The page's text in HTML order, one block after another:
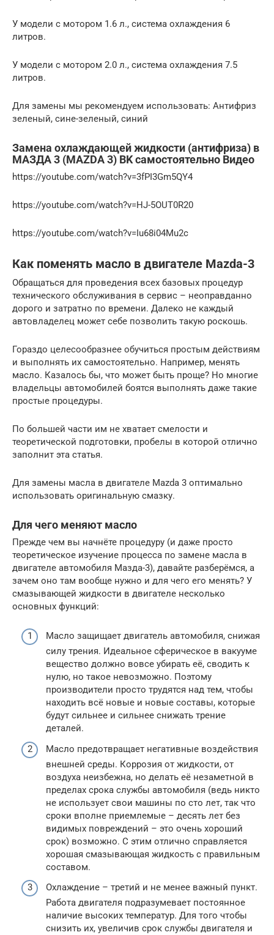
У модели с мотором 1.6 л., система охлаждения 6
литров.
У модели с мотором 2.0 л., система охлаждения 7.5
литров.
Для замены мы рекомендуем использовать: Антифриз
зеленый, сине-зеленый, синий
Замена охлаждающей жидкости (антифриза) в
МАЗДА 3 (MAZDA 3) BK самостоятельно Видео
https://youtube.com/watch?v=3fPI3Gm5QY4
https://youtube.com/watch?v=HJ-5OUT0R20
https://youtube.com/watch?v=Iu68i04Mu2c
Как поменять масло в двигателе Mazda-3
Обращаться для проведения всех базовых процедур
технического обслуживания в сервис – неоправданно
дорого и затратно по времени. Далеко не каждый
автовладелец может себе позволить такую роскошь.
Гораздо целесообразнее обучиться простым действиям
и выполнять их самостоятельно. Например, менять
масло. Казалось бы, что может быть проще? Но многие
владельцы автомобилей боятся выполнять даже такие
простые процедуры.
По большей части им не хватает смелости и
теоретической подготовки, пробелы в которой отлично
заполнит эта статья.
Для замены масла в двигателе Mazda 3 оптимально
использовать оригинальную смазку.
Для чего меняют масло
Прежде чем вы начнёте процедуру (и даже просто
теоретическое изучение процесса по замене масла в
двигателе автомобиля Мазда-3), давайте разберёмся, а
зачем оно там вообще нужно и для чего его менять? У
смазывающей жидкости в двигателе несколько
основных функций:
Масло защищает двигатель автомобиля, снижая
силу трения. Идеальное сферическое в вакууме
вещество должно вовсе убирать её, сводить к
нулю, но такое невозможно. Поэтому
производители просто трудятся над тем, чтобы
находить всё новые и новые составы, которые
будут сильнее и сильнее снижать трение
деталей.
Масло предотвращает негативные воздействия
внешней среды. Коррозия от жидкости, от
воздуха неизбежна, но делать её незаметной в
пределах срока службы автомобиля (ведь никто
не использует свои машины по сто лет, так что
сроки вполне приемлемые – десять лет без
видимых повреждений – это очень хороший
срок) возможно. С этим отлично справляется
хорошая смазывающая жидкость с правильным
составом.
Охлаждение – третий и не менее важный пункт.
Работа двигателя подразумевает постоянное
наличие высоких температур. Для того чтобы
снизить их, увеличив срок службы двигателя и